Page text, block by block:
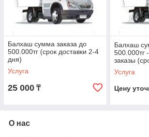
Балхаш сумма заказа до
500.000тг (срок доставки 2-4
дня)
Услуга
25 000 ₸
Балхаш
500.000тг
заказы
дня)
Услуга
Цену
О нас